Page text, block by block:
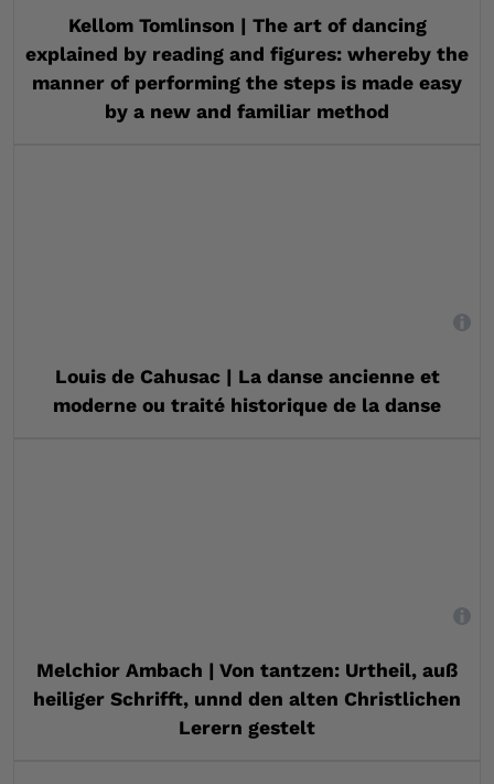
Kellom Tomlinson | The art of dancing
explained by reading and figures: whereby the
manner of performing the steps is made easy
by a new and familiar method
,
Louis de Cahusac | La danse ancienne et
moderne ou traité historique de la danse
,
Melchior Ambach | Von tantzen: Urtheil, auß
heiliger Schrifft, unnd den alten Christlichen
Lerern gestelt